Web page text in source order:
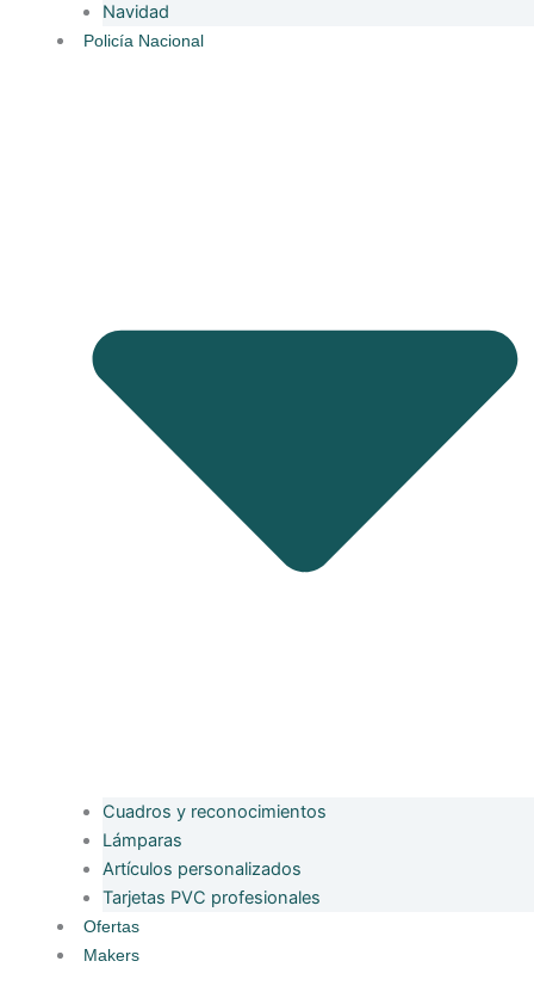
Navidad
Policía Nacional
Cuadros y reconocimientos
Lámparas
Artículos personalizados
Tarjetas PVC profesionales
Ofertas
Makers